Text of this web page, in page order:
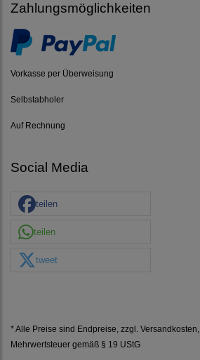
Zahlungsmöglichkeiten
Vorkasse per Überweisung
Selbstabholer
Auf Rechnung
Social Media
teilen
teilen
tweet
* Alle Preise sind Endpreise, zzgl. Versandkosten
Mehrwertsteuer gemäß § 19 UStG